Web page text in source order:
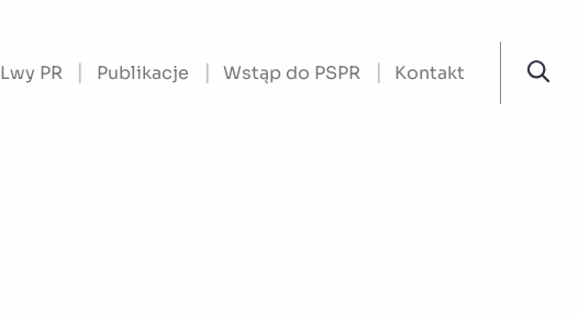
Lwy PR Publikacje Wstąp do PSPR Kontakt